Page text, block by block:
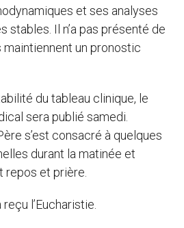
et ses analyses
stables. Il n’a pas présenté de
un pronostic
du tableau clinique, le
sera publié samedi.
s’est consacré à quelques
durant la matinée et
repos et prière.
l’Eucharistie.